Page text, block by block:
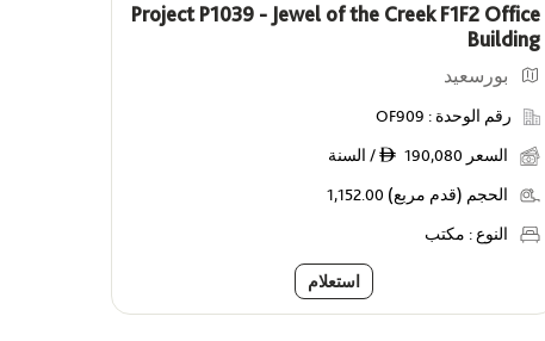
Project P1039 - Jewel of the Creek F1F2 Office
Building
بورسعيد
رقم الوحدة : OF909
السعر ê 190,080 / السنة
الحجم (قدم مربع) 1,152.00
النوع : مكتب
استعلام